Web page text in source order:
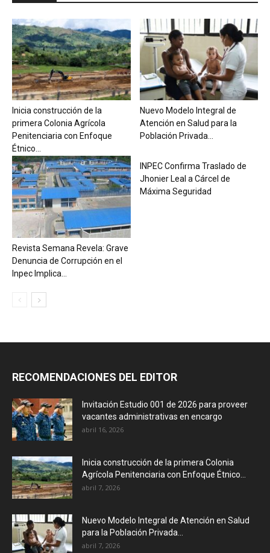
Inicia construcción de la
primera Colonia Agrícola
Penitenciaria con Enfoque
Étnico...
Nuevo Modelo Integral de
Atención en Salud para la
Población Privada...
Revista Semana Revela: Grave
Denuncia de Corrupción en el
Inpec Implica...
INPEC Confirma Traslado de
Jhonier Leal a Cárcel de
Máxima Seguridad
RECOMENDACIONES DEL EDITOR
Invitación Estudio 001 de 2026 para proveer
vacantes administrativas en encargo
abril 16, 2026
Inicia construcción de la primera Colonia
Agrícola Penitenciaria con Enfoque Étnico...
abril 7, 2026
Nuevo Modelo Integral de Atención en Salud
para la Población Privada...
abril 7, 2026